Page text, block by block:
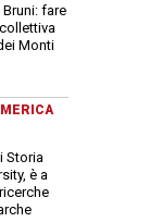
fare
Monti
Storia
è a